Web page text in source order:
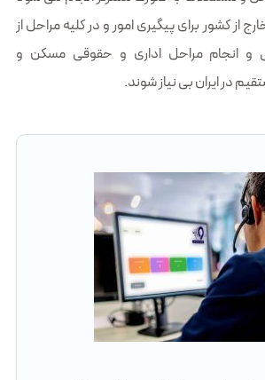
از کشور برای پیگیری امور و در کلیه مراحل از
و انجام مراحل اداری و حقوقی مسکن و
در ایران بی نیاز شوند.